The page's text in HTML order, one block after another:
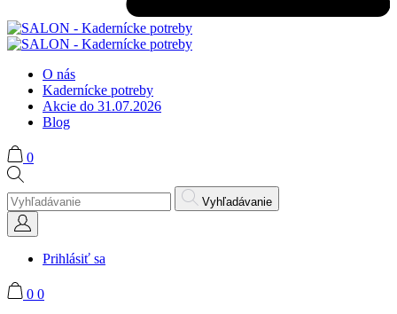
O nás
Kadernícke potreby
Akcie do 31.07.2026
Blog
0
Vyhľadávanie
Prihlásiť sa
0 0